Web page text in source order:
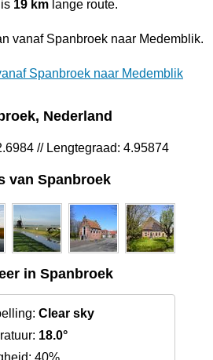
19 kmlange route.
vanaf Spanbroek naar Medemblik.
Spanbroek naar Medemblik
Nederland
// Lengtegraad: 4.95874
van Spanbroek
in Spanbroek
Clear sky
18.0°